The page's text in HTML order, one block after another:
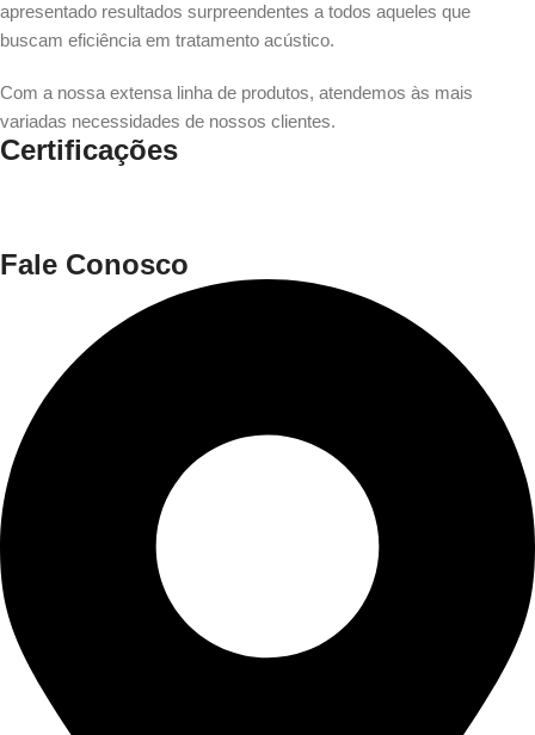
apresentado resultados surpreendentes a todos aqueles que
buscam eficiência em tratamento acústico.
Com a nossa extensa linha de produtos, atendemos às mais
variadas necessidades de nossos clientes.
Certificações
Fale Conosco